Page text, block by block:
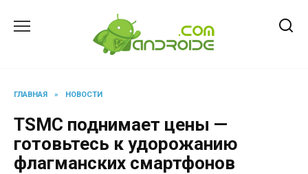
ГЛАВНАЯ » НОВОСТИ
TSMC поднимает цены —
готовьтесь к удорожанию
флагманских смартфонов